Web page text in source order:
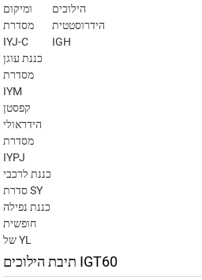
ומיקום
מסדרת
IYJ-C
כננת עוגן
מסדרת
IYM
קפסטן
הידראולי
מסדרת
IYPJ
כננת לרכבי
סדרת SY
כננת נפילה
חופשית
של YL
הילוכים
הידרוסטטית
IGH
תיבת הילוכים IGT60